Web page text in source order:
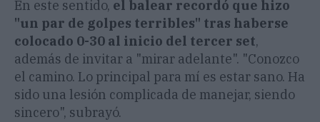
En este sentido, el balear recordó que hizo
"un par de golpes terribles" tras haberse
colocado 0-30 al inicio del tercer set,
además de invitar a "mirar adelante". "Conozco
el camino. Lo principal para mí es estar sano. Ha
sido una lesión complicada de manejar, siendo
sincero", subrayó.